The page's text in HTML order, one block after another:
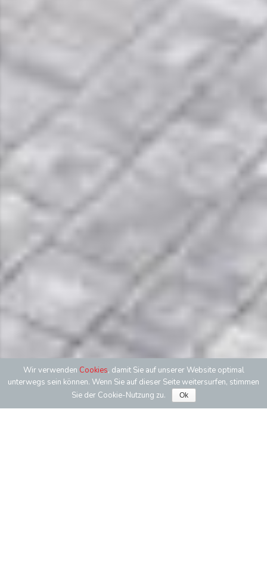
Phone
Wir verwenden Cookies, damit Sie auf unserer Website optimal
unterwegs sein können. Wenn Sie auf dieser Seite weitersurfen, stimmen
Sie der Cookie-Nutzung zu.
Ok